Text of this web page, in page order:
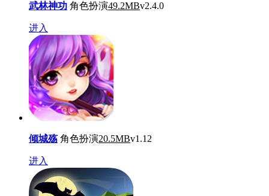
武林神功 角色扮演49.2MBv2.4.0
进入
倾城殇 角色扮演20.5MBv1.12
进入